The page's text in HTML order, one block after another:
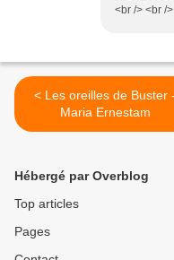
<br /> <br />
< Les oreilles de Buster -
Maria Ernestam
Hébergé par Overblog
Top articles
Pages